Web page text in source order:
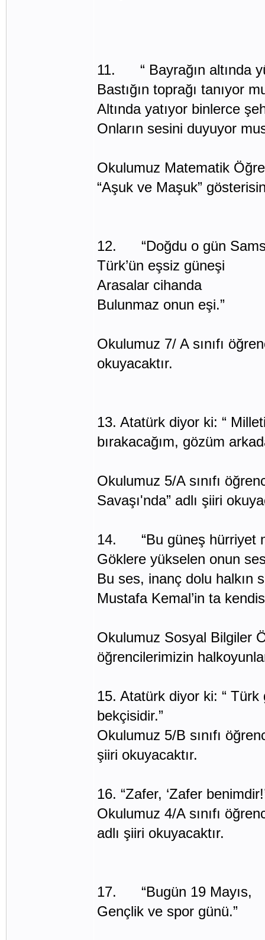
11. “ Bayrağın altında
Bastığın toprağı tanıyor
Altında yatıyor binlerce
Onların sesini duyuyor
Okulumuz Matematik
“Aşuk ve Maşuk”
12. “Doğdu o gün
Türk’ün eşsiz güneşi
Arasalar cihanda
Bulunmaz onun eşi.”
Okulumuz 7/ A sınıfı
okuyacaktır.
13. Atatürk diyor ki: “
bırakacağım, gözüm
Okulumuz 5/A sınıfı
Savaşı'nda” adlı şiiri
14. “Bu güneş hürriyet
Göklere yükselen onun
Bu ses, inanç dolu halkın
Mustafa Kemal’in ta
Okulumuz Sosyal Bilgiler
öğrencilerimizin
15. Atatürk diyor ki: “
bekçisidir.”
Okulumuz 5/B sınıfı
şiiri okuyacaktır.
16. “Zafer, ‘Zafer
Okulumuz 4/A sınıfı
adlı şiiri okuyacaktır.
17. “Bugün 19 Mayıs,
Gençlik ve spor günü.”